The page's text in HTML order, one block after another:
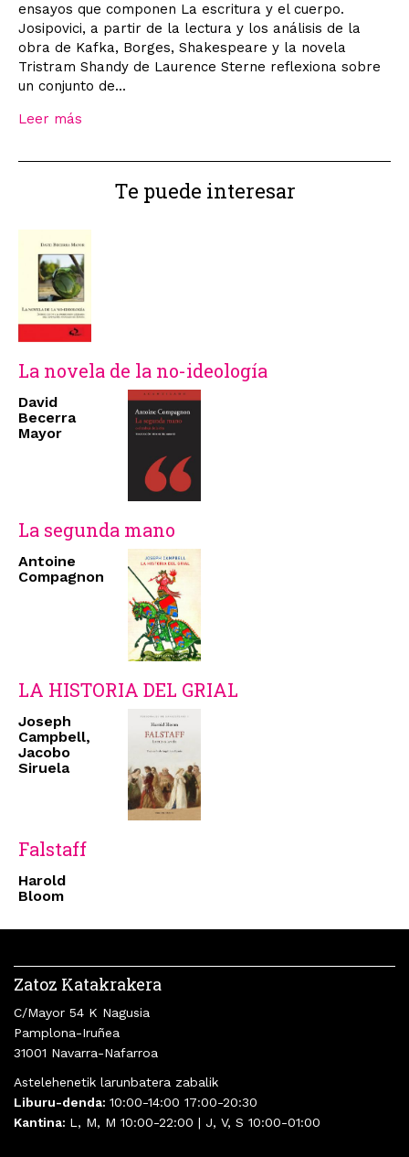
ensayos que componen La escritura y el cuerpo.
Josipovici, a partir de la lectura y los análisis de la
obra de Kafka, Borges, Shakespeare y la novela
Tristram Shandy de Laurence Sterne reflexiona sobre
un conjunto de...
Leer más
Te puede interesar
La novela de la no-ideología
David
Becerra
Mayor
La segunda mano
Antoine
Compagnon
LA HISTORIA DEL GRIAL
Joseph
Campbell,
Jacobo
Siruela
Falstaff
Harold
Bloom
Zatoz Katakrakera
C/Mayor 54 K Nagusia
Pamplona-Iruñea
31001 Navarra-Nafarroa
Astelehenetik larunbatera zabalik
Liburu-denda: 10:00-14:00 17:00-20:30
Kantina: L, M, M 10:00-22:00 | J, V, S 10:00-01:00